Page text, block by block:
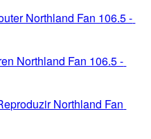
Northland Fan 106.5 -
Northland Fan 106.5 -
Northland Fan